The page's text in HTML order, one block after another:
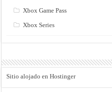
Xbox Game Pass
Xbox Series
Sitio alojado en Hostinger